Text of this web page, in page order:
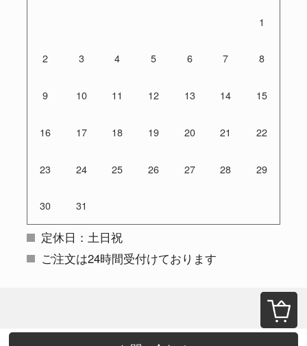
1
2 3 4 5 6 7 8
9 10 11 12 13 14 15
16 17 18 19 20 21 22
23 24 25 26 27 28 29
30 31
定休日：土日祝
ご注文は24時間受付けております